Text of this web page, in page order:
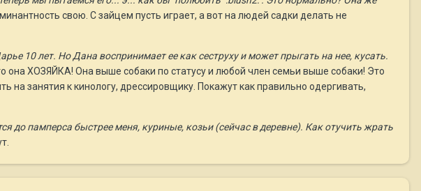
свою. С зайцем пусть играет, а вот на людей садки делать не
10 лет. Но Дана воспринимает ее как сеструху и может прыгать на нее, кусать.
она ХОЗЯЙКА! Она выше собаки по статусу и любой член семьи выше собаки! Это
на занятия к кинологу, дрессировщику. Покажут как правильно одергивать,
памперса быстрее меня, куриные, козьи (сейчас в деревне). Как отучить жрать